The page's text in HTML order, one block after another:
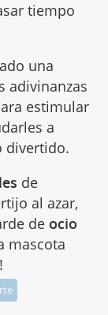
tiempo
una
adivinanzas
estimular
a
divertido.
de
al azar,
de ocio
mascota